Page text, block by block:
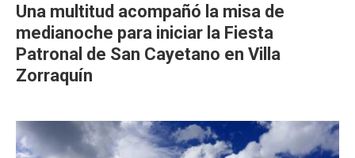
Una multitud acompañó la misa de
medianoche para iniciar la Fiesta
Patronal de San Cayetano en Villa
Zorraquín